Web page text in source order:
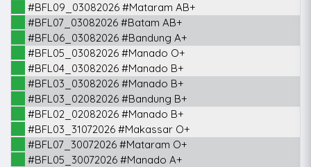
#BFL09_03082026 #Mataram AB+
#BFL07_03082026 #Batam AB+
#BFL06_03082026 #Bandung A+
#BFL05_03082026 #Manado O+
#BFL04_03082026 #Manado B+
#BFL03_03082026 #Manado B+
#BFL03_02082026 #Bandung B+
#BFL02_02082026 #Manado B+
#BFL03_31072026 #Makassar O+
#BFL07_30072026 #Mataram O+
#BFL05_30072026 #Manado A+